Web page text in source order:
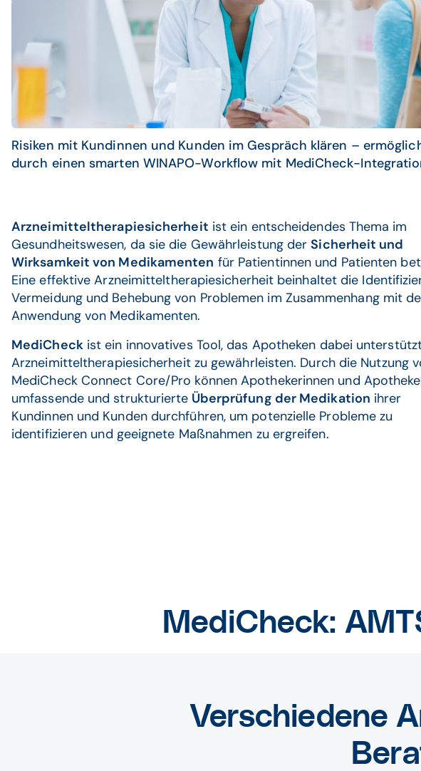
Risiken mit Kundinnen und Kunden im Gespräch klären –
durch einen smarten WINAPO-Workflow mit MediCheck-
Arzneimitteltherapiesicherheit ist ein entscheidendes Thema im
Gesundheitswesen, da sie die Gewährleistung derSicherheit und
Wirksamkeit von Medikamenten für Patientinnen und Patienten
Eine effektive Arzneimitteltherapiesicherheit beinhaltet die
Vermeidung und Behebung von Problemen im Zusammenhang mit
Anwendung von Medikamenten.
MediCheckist ein innovatives Tool, das Apotheken dabei
Arzneimitteltherapiesicherheit zu gewährleisten. Durch die Nutzung
MediCheck Connect Core/Pro können Apothekerinnen und
umfassende und strukturierte Überprüfung der Medikation ihrer
Kundinnen und Kunden durchführen, um potenzielle Probleme zu
identifizieren und geeignete Maßnahmen zu ergreifen.
MediCheck:
Verschiedene